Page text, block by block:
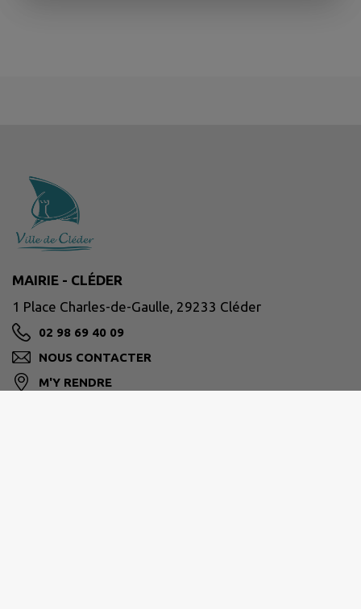
MAIRIE - CLÉDER
1 Place Charles-de-Gaulle, 29233 Cléder
02 98 69 40 09
NOUS CONTACTER
M'Y RENDRE